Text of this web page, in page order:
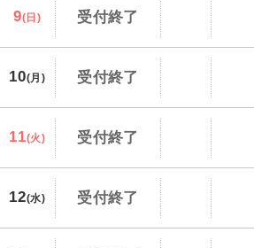
9(日) 受付終了
10(月) 受付終了
11(火) 受付終了
12(水) 受付終了